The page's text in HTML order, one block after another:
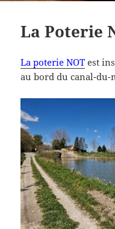
La Poterie
La poterie NOT est
au bord du canal-du-